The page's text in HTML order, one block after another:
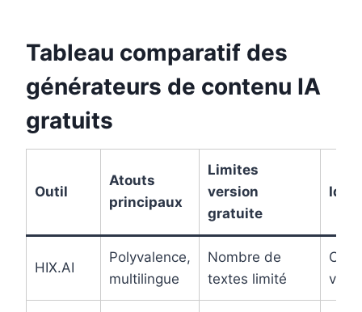
Tableau comparatif des
générateurs de contenu IA
gratuits
Outil
Atouts
principaux
Limites
version
gratuite
HIX.AI
Polyvalence,
multilingue
Nombre de
textes limité